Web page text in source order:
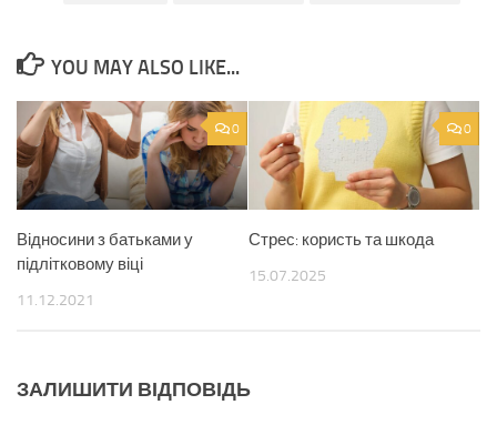
YOU MAY ALSO LIKE...
0
Відносини з батьками у
підлітковому віці
11.12.2021
0
Стрес: користь та шкода
15.07.2025
ЗАЛИШИТИ ВІДПОВІДЬ